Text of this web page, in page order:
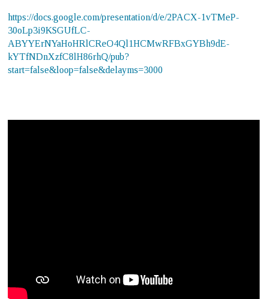
https://docs.google.com/presentation/d/e/2PACX-1vTMeP-
30oLp3i9KSGUfLC-
ABYYErNYaHoHRlCReO4Ql1HCMwRFBxGYBh9dE-
kYTfNDnXzfC8lH86rhQ/pub?
start=false&loop=false&delayms=3000